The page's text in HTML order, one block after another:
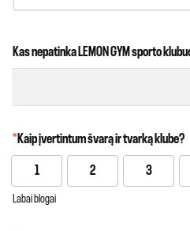
Kas nepatinka LEMON GYM sporto
*Kaip įvertintum švarą ir tvarką klube?
1 2 3
Labai blogai